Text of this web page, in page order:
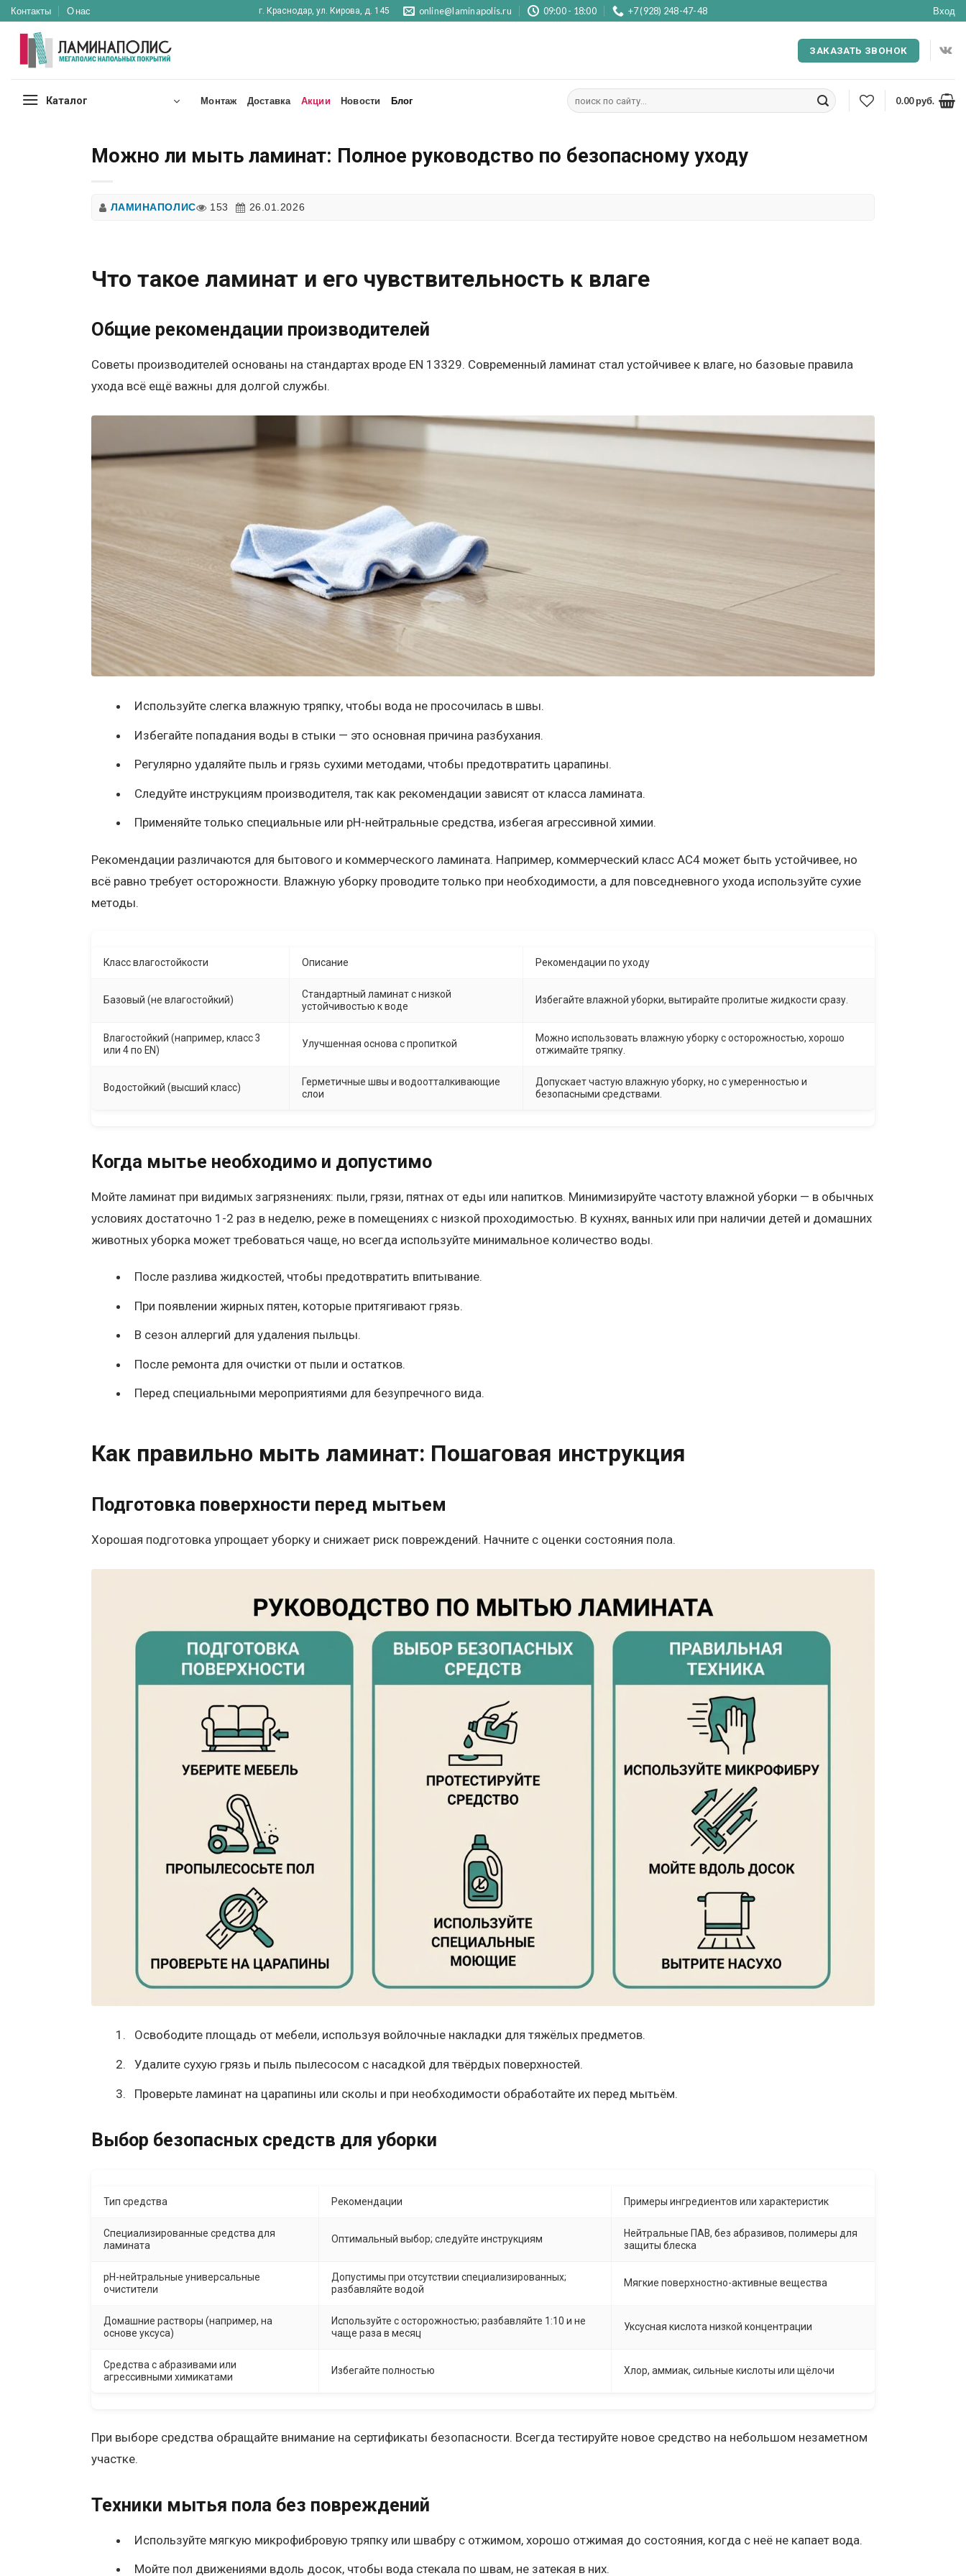
Skip
to
content
Контакты О нас г. Краснодар, ул. Кирова, д. 145 online@laminapolis.ru 09:00 - 18:00 +7 (928) 248-47-48 Вход
ЗАКАЗАТЬ ЗВОНОК
Каталог Монтаж Доставка Акции Новости Блог
Искать:
0.00руб.
Можно ли мыть ламинат: Полное руководство по безопасному уходу
ЛАМИНАПОЛИС 153 26.01.2026
Что такое ламинат и его чувствительность к влаге
Общие рекомендации производителей
Советы производителей основаны на стандартах вроде EN 13329. Современный ламинат стал устойчивее к влаге, но базовые правила
ухода всё ещё важны для долгой службы.
Используйте слегка влажную тряпку, чтобы вода не просочилась в швы.
Избегайте попадания воды в стыки — это основная причина разбухания.
Регулярно удаляйте пыль и грязь сухими методами, чтобы предотвратить царапины.
Следуйте инструкциям производителя, так как рекомендации зависят от класса ламината.
Применяйте только специальные или pH-нейтральные средства, избегая агрессивной химии.
Рекомендации различаются для бытового и коммерческого ламината. Например, коммерческий класс AC4 может быть устойчивее, но
всё равно требует осторожности. Влажную уборку проводите только при необходимости, а для повседневного ухода используйте сухие
методы.
Класс влагостойкости Описание Рекомендации по уходу
Базовый (не влагостойкий)
Стандартный ламинат с низкой
устойчивостью к воде
Избегайте влажной уборки, вытирайте пролитые жидкости сразу.
Влагостойкий (например, класс 3
или 4 по EN)
Улучшенная основа с пропиткой
Можно использовать влажную уборку с осторожностью, хорошо
отжимайте тряпку.
Водостойкий (высший класс)
Герметичные швы и водоотталкивающие
слои
Допускает частую влажную уборку, но с умеренностью и
безопасными средствами.
Когда мытье необходимо и допустимо
Мойте ламинат при видимых загрязнениях: пыли, грязи, пятнах от еды или напитков. Минимизируйте частоту влажной уборки — в обычных
условиях достаточно 1-2 раз в неделю, реже в помещениях с низкой проходимостью. В кухнях, ванных или при наличии детей и домашних
животных уборка может требоваться чаще, но всегда используйте минимальное количество воды.
После разлива жидкостей, чтобы предотвратить впитывание.
При появлении жирных пятен, которые притягивают грязь.
В сезон аллергий для удаления пыльцы.
После ремонта для очистки от пыли и остатков.
Перед специальными мероприятиями для безупречного вида.
Как правильно мыть ламинат: Пошаговая инструкция
Подготовка поверхности перед мытьем
Хорошая подготовка упрощает уборку и снижает риск повреждений. Начните с оценки состояния пола.
Освободите площадь от мебели, используя войлочные накладки для тяжёлых предметов.
Удалите сухую грязь и пыль пылесосом с насадкой для твёрдых поверхностей.
Проверьте ламинат на царапины или сколы и при необходимости обработайте их перед мытьём.
Выбор безопасных средств для уборки
Тип средства Рекомендации Примеры ингредиентов или характеристик
Специализированные средства для
ламината
Оптимальный выбор; следуйте инструкциям
Нейтральные ПАВ, без абразивов, полимеры для
защиты блеска
pH-нейтральные универсальные
очистители
Допустимы при отсутствии специализированных;
разбавляйте водой
Мягкие поверхностно-активные вещества
Домашние растворы (например, на
основе уксуса)
Используйте с осторожностью; разбавляйте 1:10 и не
чаще раза в месяц
Уксусная кислота низкой концентрации
Средства с абразивами или
агрессивными химикатами
Избегайте полностью Хлор, аммиак, сильные кислоты или щёлочи
При выборе средства обращайте внимание на сертификаты безопасности. Всегда тестируйте новое средство на небольшом незаметном
участке.
Техники мытья пола без повреждений
Используйте мягкую микрофибровую тряпку или швабру с отжимом, хорошо отжимая до состояния, когда с неё не капает вода.
Мойте пол движениями вдоль досок, чтобы вода стекала по швам, не затекая в них.